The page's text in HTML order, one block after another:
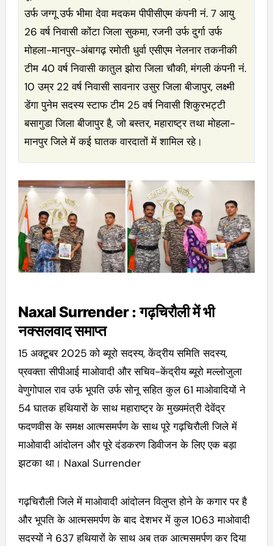
उर्फ जग्गू उर्फ भीमा देवा मदकम पीपीसीएम कंपनी नं. 7 आयु
26 वर्ष निवासी कोंटा जिला सुकमा, रजनी उर्फ दुर्गा उर्फ
मोहला-मानपुर-अंबागढ़ रमोती धुर्वा एसीएम नेलनार तकनीकी
टीम 40 वर्ष निवासी कातुल झोरा जिला चौकी, मंगली कंपनी नं.
10 उम्र 22 वर्ष निवासी सावनार उसुर जिला बीजापुर, लक्ष्मी
डेंगा पुनेम सदस्य स्टाफ टीम 25 वर्ष निवासी शिकुरभट्टी
बसागुडा जिला बीजापुर है, जो बस्तर, महाराष्ट्र तथा मोहला-
मानपुर जिले में कई घातक वारदातों में शामिल रहे।
Naxal Surrender : गढ़चिरौली में भी
नक्सलवाद समाप्त
15 अक्टूबर 2025 को ब्यूरो सदस्य, केंद्रीय समिति सदस्य,
प्रवक्ता सीपीआई माओवादी और सचिव-केंद्रीय ब्यूरो मल्लोजुला
वेणुगोपाल राव उर्फ भूपति उर्फ सोनू सहित कुल 61 माओवादियों ने
54 घातक हथियारों के साथ महाराष्ट्र के मुख्यमंत्री देवेंद्र
फदणवीस के समक्ष आत्मसमर्पण के साथ पूरे गढ़‌चिरौली जिले में
माओवादी आंदोलन और पूरे दंडकरण डिवीजन के लिए एक बड़ा
झटका था। Naxal Surrender
गढ़चिरौली जिले में माओवादी आंदोलन विलुप्त होने के कगार पर है
और भूपति के आत्मसमर्पण के बाद देशभर में कुल 1063 माओवादी
सदस्यों ने 637 हथियारों के साथ अब तक आत्मसमर्पण कर दिया